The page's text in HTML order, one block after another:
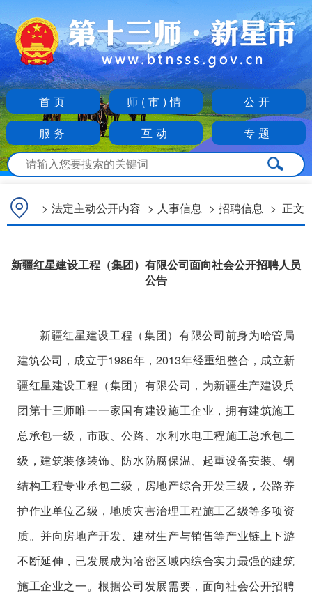
首页 师(市)情
公开
服务
互动 专题
> 法定主动公开内容 > 人事信息 > 招聘信息 > 正文
新疆红星建设工程（集团）有限公司面向社会公开招聘人员
公告
新疆红星建设工程（集团）有限公司前身为哈管局
建筑公司，成立于1986年，2013年经重组整合，成立新
疆红星建设工程（集团）有限公司，为新疆生产建设兵
团第十三师唯一一家国有建设施工企业，拥有建筑施工
总承包一级，市政、公路、水利水电工程施工总承包二
级，建筑装修装饰、防水防腐保温、起重设备安装、钢
结构工程专业承包二级，房地产综合开发三级，公路养
护作业单位乙级，地质灾害治理工程施工乙级等多项资
质。并向房地产开发、建材生产与销售等产业链上下游
不断延伸，已发展成为哈密区域内综合实力最强的建筑
施工企业之一。根据公司发展需要，面向社会公开招聘